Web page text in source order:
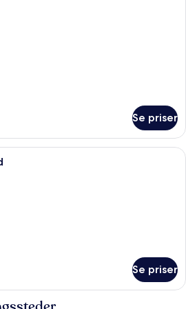
Se priser
Sengetøy av topp kvalitet, dundyner
Se priser